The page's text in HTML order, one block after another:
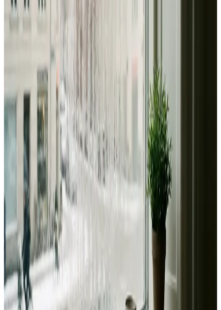
Dimensionering efter BR18 og AT-krav
Landsdækkende service